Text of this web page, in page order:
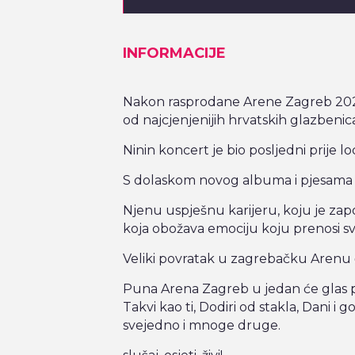
INFORMACIJE
Nakon rasprodane Arene Zagreb
od najcjenjenijih hrvatskih
Ninin koncert je bio posljedni prije
S dolaskom novog albuma i
Njenu uspješnu karijeru, koju je
koja obožava emociju koju prenosi
Veliki povratak u zagrebačku Arenu
Puna Arena Zagreb u jedan će
Takvi kao ti, Dodiri od stakla, Dani i
svejedno i mnoge druge.